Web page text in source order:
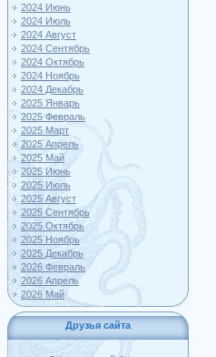
2024 Июнь
2024 Июль
2024 Август
2024 Сентябрь
2024 Октябрь
2024 Ноябрь
2024 Декабрь
2025 Январь
2025 Февраль
2025 Март
2025 Апрель
2025 Май
2025 Июнь
2025 Июль
2025 Август
2025 Сентябрь
2025 Октябрь
2025 Ноябрь
2025 Декабрь
2026 Февраль
2026 Апрель
2026 Май
Друзья сайта